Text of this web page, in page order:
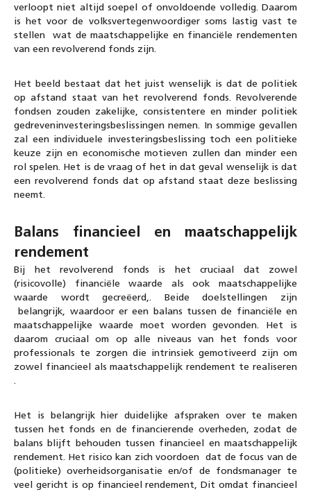
verloopt niet altijd soepel of onvoldoende volledig. Daarom
is het voor de volksvertegenwoordiger soms lastig vast te
stellen wat de maatschappelijke en financiële rendementen
van een revolverend fonds zijn.
Het beeld bestaat dat het juist wenselijk is dat de politiek
op afstand staat van het revolverend fonds. Revolverende
fondsen zouden zakelijke, consistentere en minder politiek
gedreveninvesteringsbeslissingen nemen. In sommige gevallen
zal een individuele investeringsbeslissing toch een politieke
keuze zijn en economische motieven zullen dan minder een
rol spelen. Het is de vraag of het in dat geval wenselijk is dat
een revolverend fonds dat op afstand staat deze beslissing
neemt.
Balans financieel en maatschappelijk
rendement
Bij het revolverend fonds is het cruciaal dat zowel
(risicovolle) financiële waarde als ook maatschappelijke
waarde wordt gecreëerd,. Beide doelstellingen zijn
belangrijk, waardoor er een balans tussen de financiële en
maatschappelijke waarde moet worden gevonden. Het is
daarom cruciaal om op alle niveaus van het fonds voor
professionals te zorgen die intrinsiek gemotiveerd zijn om
zowel financieel als maatschappelijk rendement te realiseren
.
Het is belangrijk hier duidelijke afspraken over te maken
tussen het fonds en de financierende overheden, zodat de
balans blijft behouden tussen financieel en maatschappelijk
rendement. Het risico kan zich voordoen dat de focus van de
(politieke) overheidsorganisatie en/of de fondsmanager te
veel gericht is op financieel rendement, Dit omdat financieel